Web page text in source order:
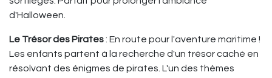
d'Halloween.
Le Trésor des Pirates: En route pour l'aventure maritime !
Les enfants partent à la recherche d'un trésor caché en
résolvant des énigmes de pirates. L'un des thèmes